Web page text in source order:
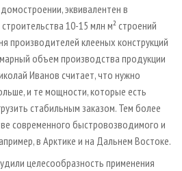
эквивалентен в
10-15 млн м² строений
производителей клееных конструкций
объем производства продукции
Иванов считает, что нужно
и те мощности, которые есть
стабильным заказом. Тем более
современного быстровозводимого и
в Арктике и на Дальнем Востоке.
целесообразность применения